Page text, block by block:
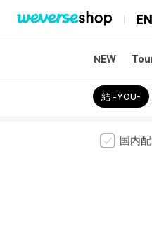
NEW
結 -YOU-
国内